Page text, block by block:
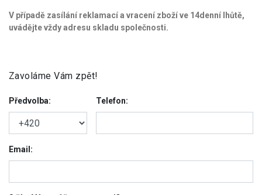
V případě zasílání reklamací a vracení zboží ve 14denní lhůtě,
uvádějte vždy adresu skladu společnosti.
Zavoláme Vám zpět!
Předvolba: Telefon:
Email: